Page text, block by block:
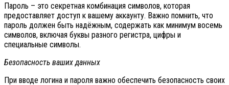
Пароль – это секретная комбинация символов, которая
предоставляет доступ к вашему аккаунту. Важно помнить, что
пароль должен быть надёжным, содержать как минимум восемь
символов, включая буквы разного регистра, цифры и
специальные символы.
Безопасность ваших данных
При вводе логина и пароля важно обеспечить безопасность своих